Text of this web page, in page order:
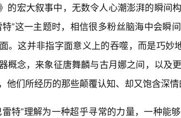
的宏大叙事中，无数令人心潮澎湃的瞬间
特”这一主题时，相信很多粉丝脑海中会瞬
。这并非指字面意义上的吞噬，而是巧妙
概念，来象征唐舞麟与古月娜之间，以及
他们所经历的那些颠覆认知、却又饱含深情
雷特”理解为一种超乎寻常的力量，一种能